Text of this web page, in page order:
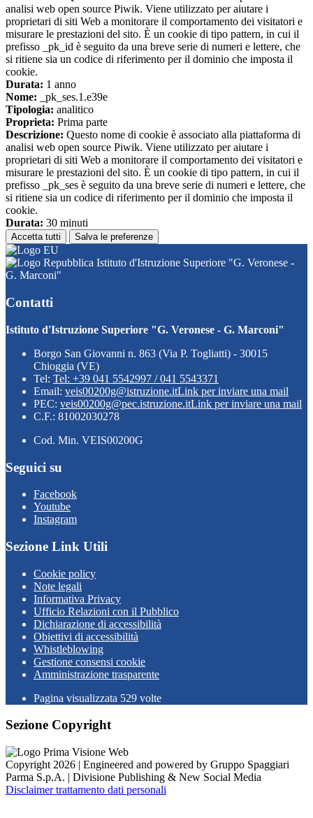
analisi web open source Piwik. Viene utilizzato per aiutare i
proprietari di siti Web a monitorare il comportamento dei visitatori e
misurare le prestazioni del sito. È un cookie di tipo pattern, in cui il
prefisso _pk_id è seguito da una breve serie di numeri e lettere, che
si ritiene sia un codice di riferimento per il dominio che imposta il
cookie.
Durata: 1 anno
Nome: _pk_ses.1.e39e
Tipologia: analitico
Proprieta: Prima parte
Descrizione: Questo nome di cookie è associato alla piattaforma di
analisi web open source Piwik. Viene utilizzato per aiutare i
proprietari di siti Web a monitorare il comportamento dei visitatori e
misurare le prestazioni del sito. È un cookie di tipo pattern, in cui il
prefisso _pk_ses è seguito da una breve serie di numeri e lettere, che
si ritiene sia un codice di riferimento per il dominio che imposta il
cookie.
Durata: 30 minuti
Accetta tutti Salva le preferenze
Istituto d'Istruzione Superiore "G. Veronese -
G. Marconi"
Contatti
Istituto d'Istruzione Superiore "G. Veronese - G. Marconi"
Borgo San Giovanni n. 863 (Via P. Togliatti) - 30015
Chioggia (VE)
Tel: Tel: +39 041 5542997 / 041 5543371
Email: veis00200g@istruzione.itLink per inviare una mail
PEC: veis00200g@pec.istruzione.itLink per inviare una mail
C.F.: 81002030278
Cod. Min. VEIS00200G
Seguici su
Facebook
Youtube
Instagram
Sezione Link Utili
Cookie policy
Note legali
Informativa Privacy
Ufficio Relazioni con il Pubblico
Dichiarazione di accessibilità
Obiettivi di accessibilità
Whistleblowing
Gestione consensi cookie
Amministrazione trasparente
Pagina visualizzata 529 volte
Sezione Copyright
Copyright 2026 | Engineered and powered by Gruppo Spaggiari
Parma S.p.A. | Divisione Publishing & New Social Media
Disclaimer trattamento dati personali